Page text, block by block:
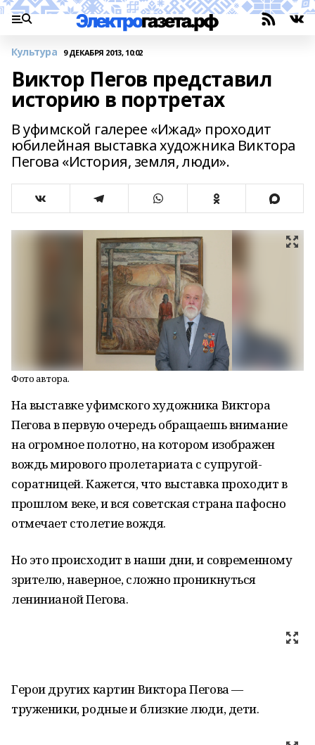
Культура 9 ДЕКАБРЯ 2013, 10:02
Виктор Пегов представил
историю в портретах
В уфимской галерее «Ижад» проходит
юбилейная выставка художника Виктора
Пегова «История, земля, люди».
Фото автора.
На выставке уфимского художника Виктора
Пегова в первую очередь обращаешь внимание
на огромное полотно, на котором изображен
вождь мирового пролетариата с супругой-
соратницей. Кажется, что выставка проходит в
прошлом веке, и вся советская страна пафосно
отмечает столетие вождя.
Но это происходит в наши дни, и современному
зрителю, наверное, сложно проникнуться
ленинианой Пегова.
Герои других картин Виктора Пегова —
труженики, родные и близкие люди, дети.